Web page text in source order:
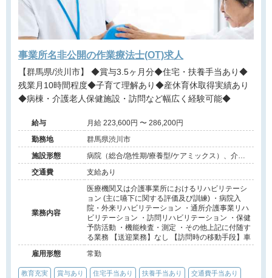
事業所名非公開の作業療法士(OT)求人
【群馬県/渋川市】 ◆賞与3.5ヶ月分◆住宅・扶養手当あり◆
残業月10時間程度◆子育て理解あり◆産休育休取得実績あり
◆病棟・介護老人保健施設・訪問など幅広く経験可能◆
給与
月給 223,600円 〜 286,200円
勤務地
群馬県渋川市
施設形態
病院（総合/急性期/療養型/ケアミックス）、介護
保険関連施設（介護老人保健施設/訪問看護・リ
ハ）
交通費 支給あり
業務内容
医療機関又は介護事業所におけるリハビリテーシ
ョン (主に嚥下に関する評価及び訓練) ・病院入
院・外来リハビリテーション ・通所介護事業リハ
ビリテーション ・訪問リハビリテーション ・保健
予防活動 ・機能検査・測定 ・その他上記に付随す
る業務 【送迎業務】なし 【訪問時の移動手段】車
雇用形態
常勤
教育充実 賞与あり 住宅手当あり 扶養手当あり 交通費手当あり